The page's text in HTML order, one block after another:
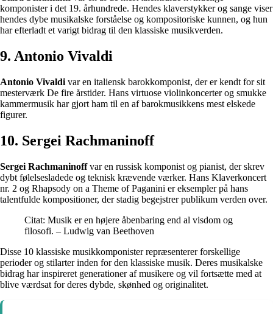
komponister i det 19. århundrede. Hendes klaverstykker og sange viser
hendes dybe musikalske forståelse og kompositoriske kunnen, og hun
har efterladt et varigt bidrag til den klassiske musikverden.
9. Antonio Vivaldi
Antonio Vivaldi var en italiensk barokkomponist, der er kendt for sit
mesterværk De fire årstider. Hans virtuose violinkoncerter og smukke
kammermusik har gjort ham til en af barokmusikkens mest elskede
figurer.
10. Sergei Rachmaninoff
Sergei Rachmaninoffvar en russisk komponist og pianist, der skrev
dybt følelsesladede og teknisk krævende værker. Hans Klaverkoncert
nr. 2 og Rhapsody on a Theme of Paganini er eksempler på hans
talentfulde kompositioner, der stadig begejstrer publikum verden over.
Citat: Musik er en højere åbenbaring end al visdom og
filosofi. – Ludwig van Beethoven
Disse 10 klassiske musikkomponister repræsenterer forskellige
perioder og stilarter inden for den klassiske musik. Deres musikalske
bidrag har inspireret generationer af musikere og vil fortsætte med at
blive værdsat for deres dybde, skønhed og originalitet.